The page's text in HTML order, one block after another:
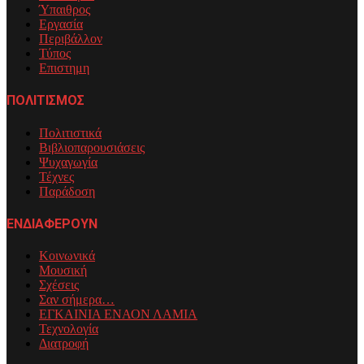
Ύπαιθρος
Εργασία
Περιβάλλον
Τύπος
Επιστημη
ΠΟΛΙΤΙΣΜΟΣ
Πολιτιστικά
Βιβλιοπαρουσιάσεις
Ψυχαγωγία
Τέχνες
Παράδοση
ΕΝΔΙΑΦΕΡΟΥΝ
Κοινωνικά
Μουσική
Σχέσεις
Σαν σήμερα…
ΕΓΚΑΙΝΙΑ ΕΝΑΟΝ ΛΑΜΙΑ
Τεχνολογία
Διατροφή